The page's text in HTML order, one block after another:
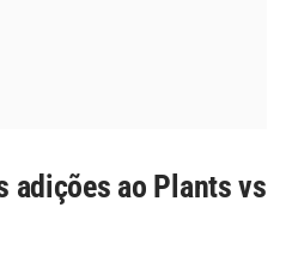
adições ao Plants vs